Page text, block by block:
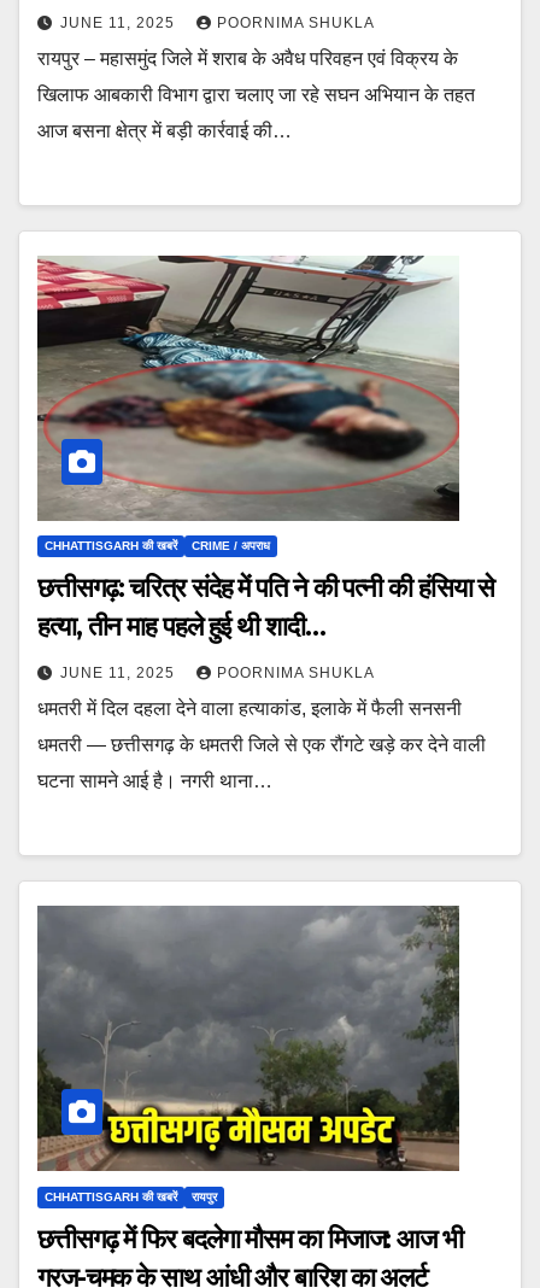
JUNE 11, 2025 POORNIMA SHUKLA
रायपुर – महासमुंद जिले में शराब के अवैध परिवहन एवं विक्रय के
खिलाफ आबकारी विभाग द्वारा चलाए जा रहे सघन अभियान के तहत
आज बसना क्षेत्र में बड़ी कार्रवाई की…
CHHATTISGARH की खबरें CRIME / अपराध
छत्तीसगढ़: चरित्र संदेह में पति ने की पत्नी की हंसिया से
हत्या, तीन माह पहले हुई थी शादी…
JUNE 11, 2025 POORNIMA SHUKLA
धमतरी में दिल दहला देने वाला हत्याकांड, इलाके में फैली सनसनी
धमतरी — छत्तीसगढ़ के धमतरी जिले से एक रौंगटे खड़े कर देने वाली
घटना सामने आई है। नगरी थाना…
CHHATTISGARH की खबरें रायपुर
छत्तीसगढ़ में फिर बदलेगा मौसम का मिजाज: आज भी
गरज-चमक के साथ आंधी और बारिश का अलर्ट